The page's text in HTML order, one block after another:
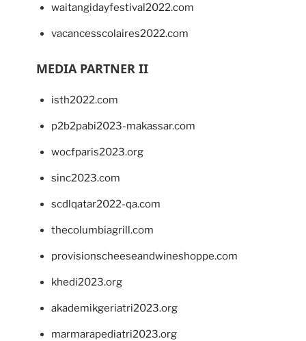
waitangidayfestival2022.com
vacancesscolaires2022.com
MEDIA PARTNER II
isth2022.com
p2b2pabi2023-makassar.com
wocfparis2023.org
sinc2023.com
scdlqatar2022-qa.com
thecolumbiagrill.com
provisionscheeseandwineshoppe.com
khedi2023.org
akademikgeriatri2023.org
marmarapediatri2023.org